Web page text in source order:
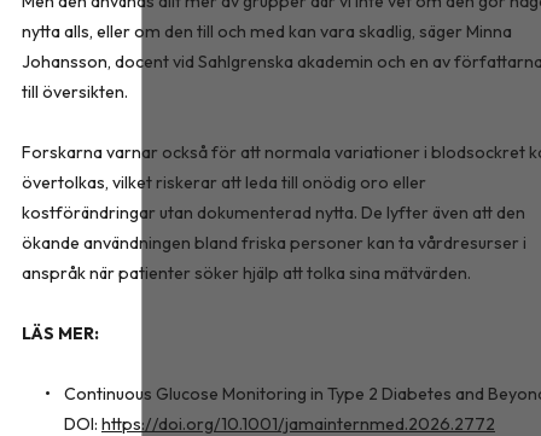
nytta alls, eller om den till och med kan vara skadlig, säger Minna
Johansson, docent vid Sahlgrenska akademin och en av
till översikten.
Forskarna varnar också för att normala variationer i blodsockret
övertolkas, vilket riskerar att leda till onödig oro eller
kostförändringar utan dokumenterad nytta. De lyfter även att den
ökande användningen bland friska personer kan ta vårdresurser i
anspråk när patienter söker hjälp att tolka sina mätvärden.
LÄS MER:
Continuous Glucose Monitoring in Type 2 Diabetes and
DOI: https://doi.org/10.1001/jamainternmed.2026.2772